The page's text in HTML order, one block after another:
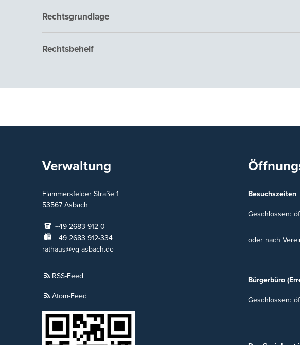
Rechtsgrundlage
Rechtsbehelf
Verwaltung
Flammersfelder Straße 1
53567 Asbach
+49 2683 912-0
+49 2683 912-334
rathaus@vg-asbach.de
RSS-Feed
Atom-Feed
Besuchszeiten
Klicken, um
Geschlossen:
oder nach
Bürgerbüro
Klicken, um
Geschlossen: